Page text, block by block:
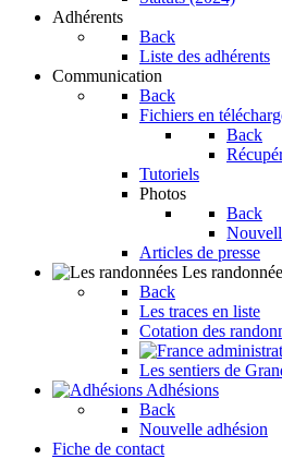
Adhérents
Back
Liste des adhérents
Communication
Back
Fichiers en
Back
Tutoriels
Photos
Back
Articles de presse
Les
Back
Les traces en liste
Cotation des
Les sentiers de
Adhésions
Back
Nouvelle adhésion
Fiche de contact